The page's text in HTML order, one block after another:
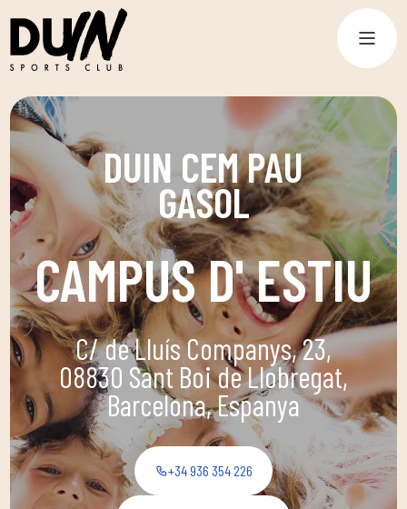
DUIN CEM PAU
GASOL
CAMPUS D' ESTIU
C/ de Lluís Companys, 23,
08830 Sant Boi de Llobregat,
Barcelona, Espanya
+34 936 354 226